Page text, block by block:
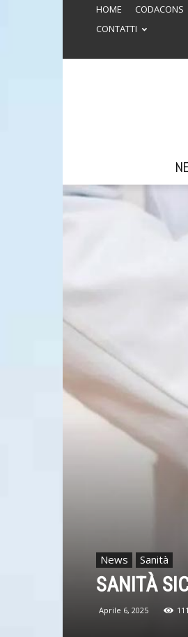
HOME CODACONS
CONTATTI
News Sanità
SANITÀ
Aprile 6, 2025